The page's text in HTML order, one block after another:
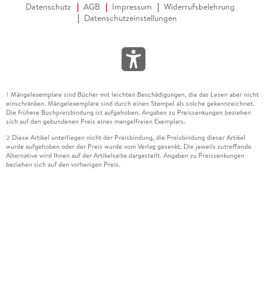
Datenschutz AGB Impressum
Widerrufsbelehrung
Datenschutzeinstellungen
1 Mängelexemplare sind Bücher mit leichten Beschädigungen, die das Lesen aber nicht
einschränken. Mängelexemplare sind durch einen Stempel als solche gekennzeichnet.
Die frühere Buchpreisbindung ist aufgehoben. Angaben zu Preissenkungen beziehen
sich auf den gebundenen Preis eines mangelfreien Exemplars.
2 Diese Artikel unterliegen nicht der Preisbindung, die Preisbindung dieser Artikel
wurde aufgehoben oder der Preis wurde vom Verlag gesenkt. Die jeweils zutreffende
Alternative wird Ihnen auf der Artikelseite dargestellt. Angaben zu Preissenkungen
beziehen sich auf den vorherigen Preis.